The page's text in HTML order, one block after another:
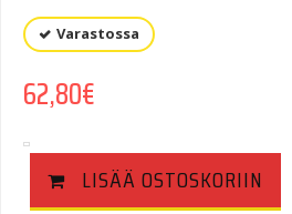
Varastossa
62,80€
LISÄÄ OSTOSKORIIN